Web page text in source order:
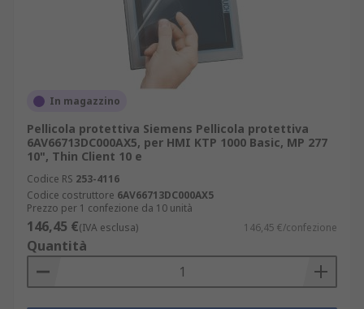
In magazzino
Pellicola protettiva Siemens Pellicola protettiva
6AV66713DC000AX5, per HMI KTP 1000 Basic, MP 277
10", Thin Client 10 e
Codice RS 253-4116
Codice costruttore 6AV66713DC000AX5
Prezzo per 1 confezione da 10 unità
146,45 €(IVA esclusa) 146,45 €/confezione
Quantità